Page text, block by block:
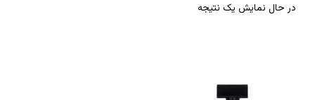
در حال نمایش یک نتیجه